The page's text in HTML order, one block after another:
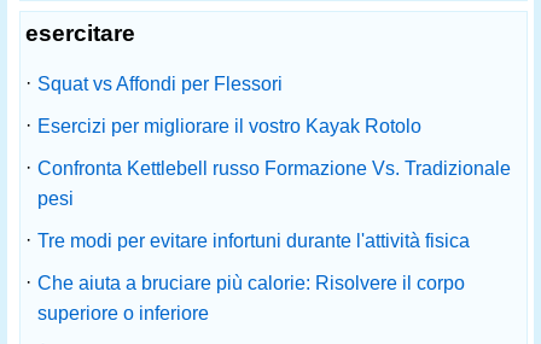
esercitare
· Squat vs Affondi per Flessori
· Esercizi per migliorare il vostro Kayak Rotolo
· Confronta Kettlebell russo Formazione Vs. Tradizionale
pesi
· Tre modi per evitare infortuni durante l'attività fisica
· Che aiuta a bruciare più calorie: Risolvere il corpo
superiore o inferiore